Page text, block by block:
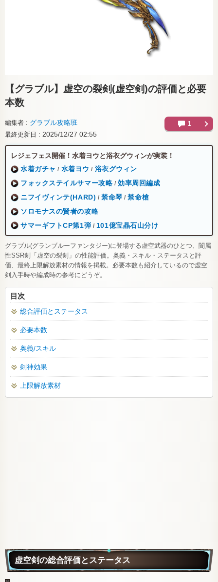
【グラブル】 虚空の裂剣(虚空剣)の評価と必要
本数
編集者 グラブル攻略班
最終更新日 2025/12/27 02:55
1
レジェフェス開催！水着ヨウと浴衣グウィンが実装！
水着ガチャ / 水着ヨウ / 浴衣グウィン
フォックステイルサマー攻略 / 効率周回編成
ニフイヴィンテ(HARD) / 禁命琴 / 禁命槍
ソロモナスの賢者の攻略
サマーギフトCP第1弾 / 101億宝晶石山分け
グラブル(グランブルーファンタジー)に登場する虚空武器のひとつ、闇属
性SSR剣「虚空の裂剣」の性能評価。奥義・スキル・ステータスと評
価、最終上限解放素材の情報を掲載。必要本数も紹介しているので虚空
剣入手時や編成時の参考にどうぞ。
目次
総合評価とステータス
必要本数
奥義/スキル
剣神効果
上限解放素材
虚空剣の総合評価とステータス